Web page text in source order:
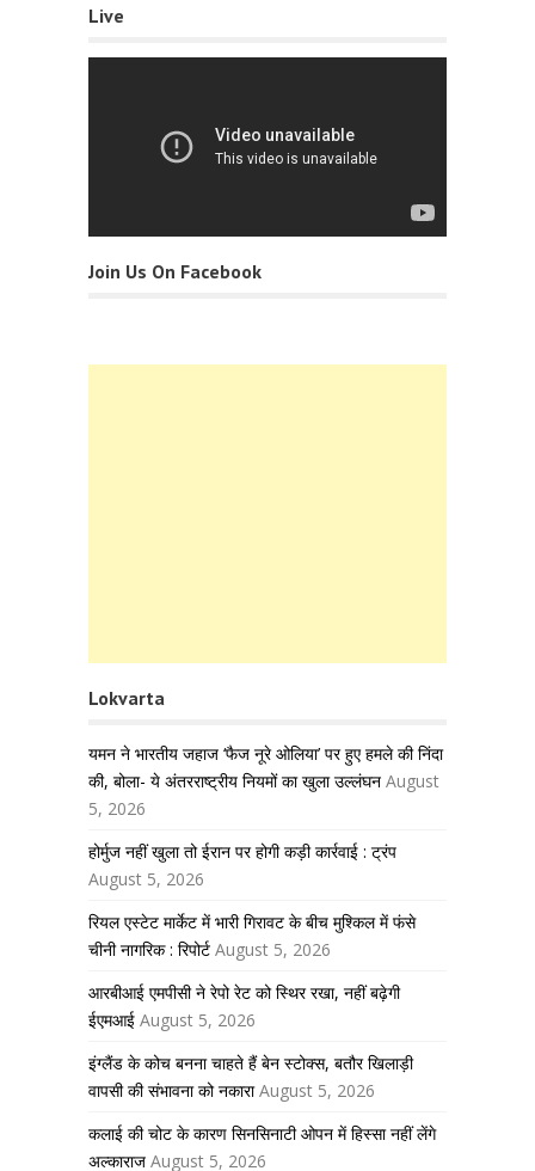
Live
Join Us On Facebook
Lokvarta
यमन ने भारतीय जहाज ‘फैज नूरे ओलिया’ पर हुए हमले की निंदा
की, बोला- ये अंतरराष्ट्रीय नियमों का खुला उल्लंघन August
5, 2026
होर्मुज नहीं खुला तो ईरान पर होगी कड़ी कार्रवाई : ट्रंप
August 5, 2026
रियल एस्टेट मार्केट में भारी गिरावट के बीच मुश्किल में फंसे
चीनी नागरिक : रिपोर्ट August 5, 2026
आरबीआई एमपीसी ने रेपो रेट को स्थिर रखा, नहीं बढ़ेगी
ईएमआई August 5, 2026
इंग्लैंड के कोच बनना चाहते हैं बेन स्टोक्स, बतौर खिलाड़ी
वापसी की संभावना को नकारा August 5, 2026
कलाई की चोट के कारण सिनसिनाटी ओपन में हिस्सा नहीं लेंगे
अल्काराज August 5, 2026